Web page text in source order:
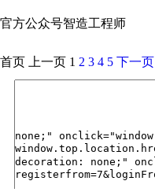
官方公众号智造工程师
首页 上一页 1 2 3 4 5 下一页